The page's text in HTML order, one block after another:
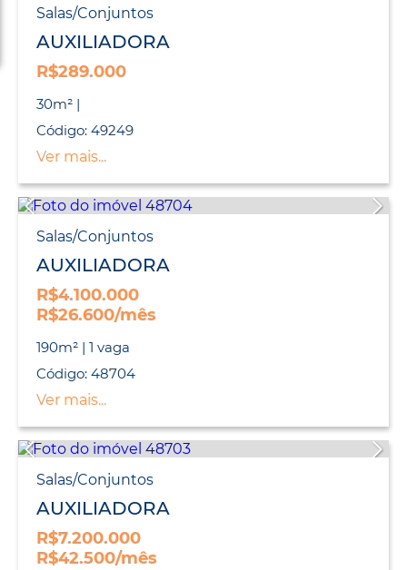
Salas/Conjuntos
AUXILIADORA
R$289.000
30m² |
Código: 49249
Ver mais...
Salas/Conjuntos
AUXILIADORA
R$4.100.000
R$26.600/mês
190m² | 1 vaga
Código: 48704
Ver mais...
Salas/Conjuntos
AUXILIADORA
R$7.200.000
R$42.500/mês